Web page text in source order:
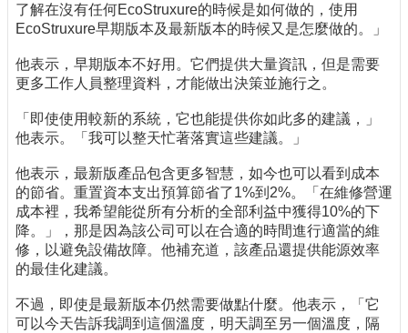
了解在沒有任何EcoStruxure的時候是如何做的，使用
EcoStruxure早期版本及最新版本的時候又是怎麼做的。」
他表示，早期版本不好用。它們提供大量資訊，但是需要
更多工作人員整理資料，才能做出決策並施行之。
「即使使用較新的系統，它也能提供你如此多的建議，」
他表示。「我可以整天忙著落實這些建議。」
他表示，最新版產品包含更多智慧，如今也可以看到成本
的節省。重置資本支出預算節省了1%到2%。「在維修營運
成本裡，我希望能從所有分析的全部利益中獲得10%的下
降。」，那是因為該公司可以在合適的時間進行適當的維
修，以避免設備故障。他補充道，該產品還提供能源效率
的最佳化建議。
不過，即使是最新版本仍然需要做點什麼。他表示，「它
可以今天告訴我調到這個溫度，明天調至另一個溫度，隔